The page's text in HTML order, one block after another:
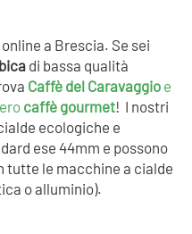
a Brescia. Se sei
di bassa qualità
Caffè del Caravaggio e
caffè gourmet! I nostri
ecologiche e
ese 44mm e possono
tutte le macchine a cialde
o alluminio).